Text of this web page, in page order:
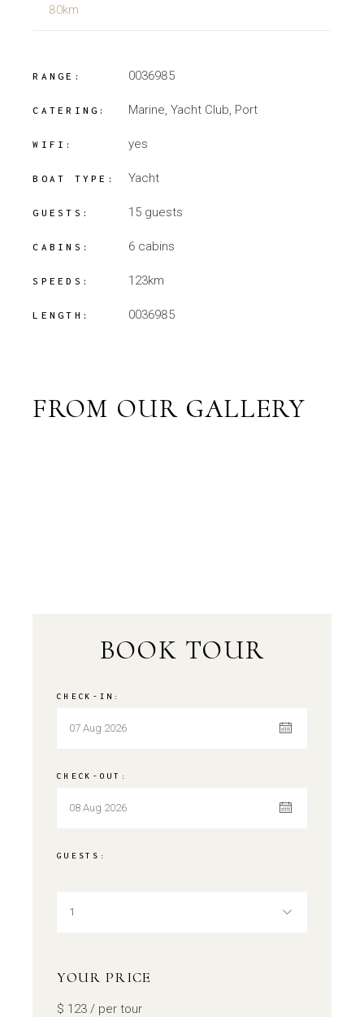
80km
RANGE: 0036985
CATERING: Marine, Yacht Club, Port
WIFI: yes
BOAT TYPE: Yacht
GUESTS: 15 guests
CABINS: 6 cabins
SPEEDS: 123km
LENGTH: 0036985
FROM OUR GALLERY
BOOK TOUR
CHECK-IN:
CHECK-OUT:
GUESTS:
YOUR PRICE
$ 123 / per tour